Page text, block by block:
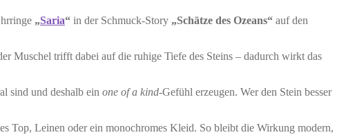
„Saria“ in der Schmuck-Story „Schätze des Ozeans“ auf den
Muschel trifft dabei auf die ruhige Tiefe des Steins – dadurch wirkt das
sind und deshalb ein one of a kind-Gefühl erzeugen. Wer den Stein besser
Top, Leinen oder ein monochromes Kleid. So bleibt die Wirkung modern,